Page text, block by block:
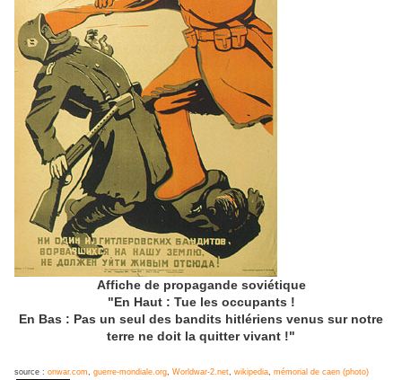
Affiche de propagande soviétique
"En Haut : Tue les occupants !
En Bas : Pas un seul des bandits hitlériens venus sur notre
terre ne doit la quitter vivant !"
source : onwar.com, guerre-mondiale.org, Worldwar-2.net, wikipedia, mémorial de caen (photo)